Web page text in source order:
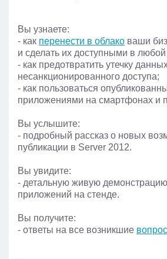
Вы узнаете:
- как перенести в облако ваши
и сделать их доступными в
- как предотвратить утечку
несанкционированного доступа;
- как пользоваться
приложениями на смартфонах и
Вы услышите:
- подробный рассказ о новых
публикации в Server 2012.
Вы увидите:
- детальную живую
приложений на стенде.
Вы получите:
- ответы на все возникшие